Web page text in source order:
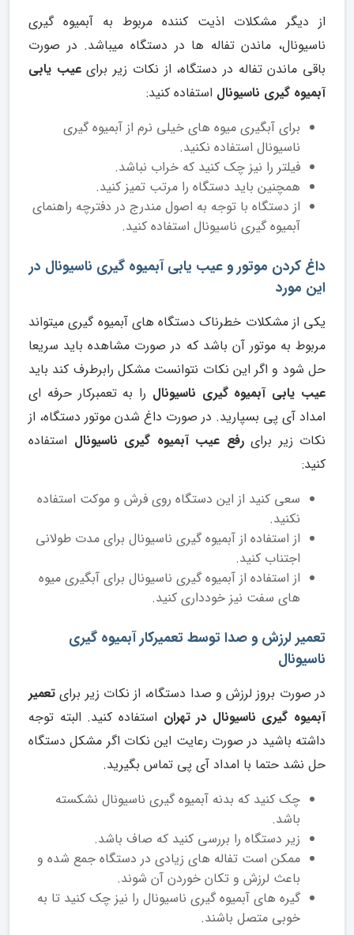
از دیگر مشکلات اذیت کننده مربوط به آبمیوه گیری
ناسیونال، ماندن تفاله ها در دستگاه میباشد. در صورت
باقی ماندن تفاله در دستگاه، از نکات زیر برایعیب یابی
آبمیوه گیری ناسیونال استفاده کنید:
برای آبگیری میوه های خیلی نرم از آبمیوه گیری
ناسیونال استفاده نکنید.
فیلتر را نیز چک کنید که خراب نباشد.
همچنین باید دستگاه را مرتب تمیز کنید.
از دستگاه با توجه به اصول مندرج در دفترچه راهنمای
آبمیوه گیری ناسیونال استفاده کنید.
داغ کردن موتور و عیب یابی آبمیوه گیری ناسیونال در
این مورد
یکی از مشکلات خطرناک دستگاه های آبمیوه گیری میتواند
مربوط به موتور آن باشد که در صورت مشاهده باید سریعا
حل شود و اگر این نکات نتوانست مشکل رابرطرف کند باید
عیب یابی آبمیوه گیری ناسیونال را به تعمبرکار حرفه ای
امداد آی پی بسپارید. در صورت داغ شدن موتور دستگاه، از
نکات زیر برایرفع عیب آبمیوه گیری ناسیونال استفاده
کنید:
سعی کنید از این دستگاه روی فرش و موکت استفاده
نکنید.
از استفاده از آبمیوه گیری ناسیونال برای مدت طولانی
اجتناب کنید.
از استفاده از آبمیوه گیری ناسیونال برای آبگیری میوه
های سفت نیز خودداری کنید.
تعمیر لرزش و صدا توسط تعمیرکار آبمیوه گیری
ناسیونال
در صورت بروز لرزش و صدا دستگاه، از نکات زیر برای تعمیر
آبمیوه گیری ناسیونال در تهران استفاده کنید. البته توجه
داشته باشید در صورت رعایت این نکات اگر مشکل دستگاه
حل نشد حتما با امداد آی پی تماس بگیرید.
چک کنید که بدنه آبمیوه گیری ناسیونال نشکسته
باشد.
زیر دستگاه را بررسی کنید که صاف باشد.
ممکن است تفاله های زیادی در دستگاه جمع شده و
باعث لرزش و تکان خوردن آن شوند.
گیره های آبمیوه گیری ناسیونال را نیز چک کنید تا به
خوبی متصل باشند.